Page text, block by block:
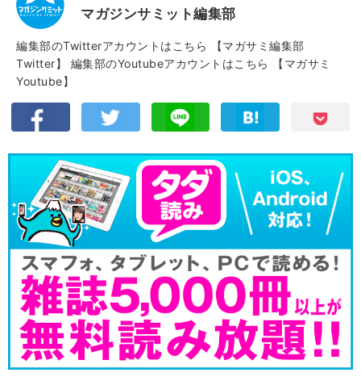
マガジンサミット編集部
編集部のTwitterアカウントはこちら
【マガサミ編集部
Twitter】
編集部のYoutubeアカウントはこちら
【マガサミ
Youtube】